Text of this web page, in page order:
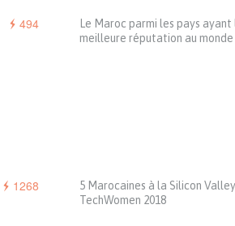
494
Le Maroc parmi les pays ayant
meilleure réputation au monde
1268
5 Marocaines à la Silicon
TechWomen 2018